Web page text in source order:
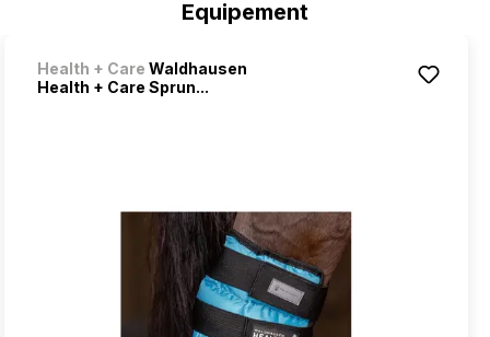
Equipement
Health + Care Waldhausen
Health + Care Sprun...